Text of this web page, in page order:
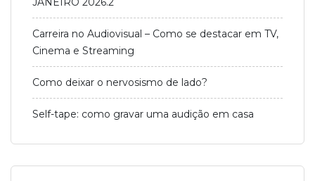
Carreira no Audiovisual – Como se destacar em TV,
Cinema e Streaming
Como deixar o nervosismo de lado?
Self-tape: como gravar uma audição em casa